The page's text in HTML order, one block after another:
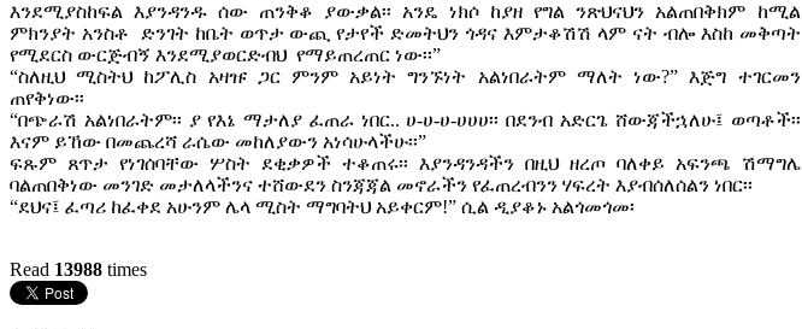
እንደሚያስከፍል እያንዳንዱ ሰው ጠንቅቆ ያውቃል፡፡ አንዴ ነክሶ ከያዘ የግል ንጽህናህን አልጠበቅክም ከሚል
ምክንያት አንስቶ ድንገት ከቤት ወጥታ ውጪ የታየች ድመትህን ጎዳና እምታቆሽሽ ላም ናት ብሎ እስከ መቅጣት
የሚደርስ ውርጅብኝ እንደሚያወርድብህ የማይጠረጠር ነው፡፡”
“ስለዚህ ሚስትህ ከፖሊስ አዛዡ ጋር ምንም አይነት ግንኙነት አልነበራትም ማለት ነው?” እጅግ ተገርመን
ጠየቅነው፡፡
“በጭራሽ አልነበራትም፡፡ ያ የእኔ ማታለያ ፈጠራ ነበር.. ሀ-ሀ-ሀ-ሀሀሀ፡፡ በደንብ አድርጌ ሸውጃችኋለሁ፤ ወጣቶች፡፡
እናም ይኸው በመጨረሻ ራሴው መከለያውን አነሳሁላችሁ፡፡”
ፍጹም ጸጥታ የነገሰባቸው ሦስት ደቂቃዎች ተቆጠሩ፡፡ እያንዳንዳችን በዚህ ዘረጦ ባለቀይ አፍንጫ ሽማግሌ
ባልጠበቅነው መንገድ መታለላችንና ተሸውደን ስንጃጃል መኖራችን የፈጠረብንን ሃፍረት እያብሰለሰልን ነበር፡፡
“ደህና፤ ፈጣሪ ከፈቀደ አሁንም ሌላ ሚስት ማግባትህ አይቀርም!” ሲል ዲያቆኑ አልጎመጎመ፡
Read 13988 times